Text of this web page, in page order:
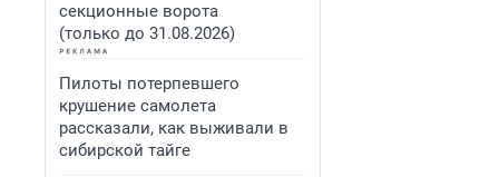
секционные ворота
(только до 31.08.2026)
Пилоты потерпевшего
крушение самолета
рассказали, как выживали в
сибирской тайге